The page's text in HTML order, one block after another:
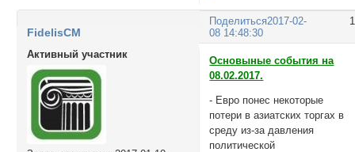
Поделиться2017-02-
08 14:48:30
FidelisCM
Активный участник
Основыные события на
08.02.2017.
- Евро понес некоторые
потери в азиатских торгах в
среду из-за давления
политической